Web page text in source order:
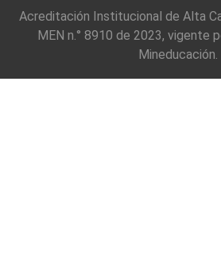
Acreditación Institucional de Alta
MEN n.° 8910 de 2023, vigente
Mineducación.